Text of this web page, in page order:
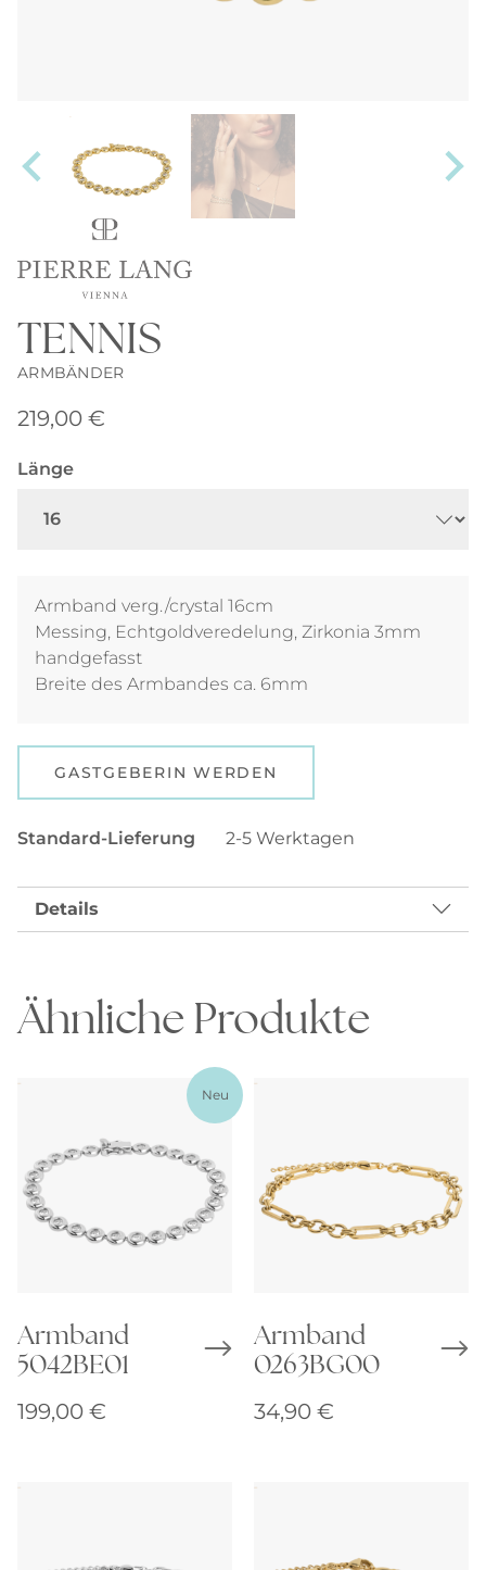
TENNIS
ARMBÄNDER
219,00 €
Länge
Armband verg./crystal 16cm
Messing, Echtgoldveredelung, Zirkonia 3mm
handgefasst
Breite des Armbandes ca. 6mm
GASTGEBERIN WERDEN
Standard-Lieferung 2-5 Werktagen
Details
Ähnliche Produkte
Neu
Armband
5042BE01
199,00 €
Armband
0263BG00
34,90 €